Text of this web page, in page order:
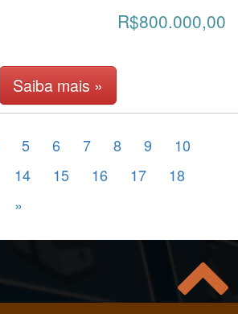
R$800.000,00
Saiba mais »
5 6 7 8 9
10
14 15 16 17
18
»